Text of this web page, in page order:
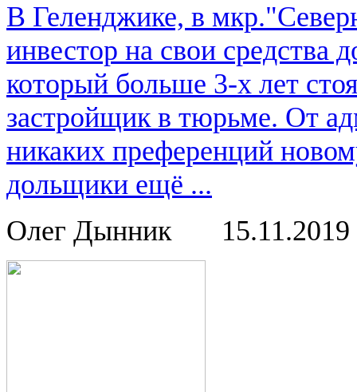
В Геленджике, в
инвестор на свои средства
который больше 3-х лет
застройщик в тюрьме. От
никаких преференций
дольщики ещё ...
Олег Дынник
15.11.2019